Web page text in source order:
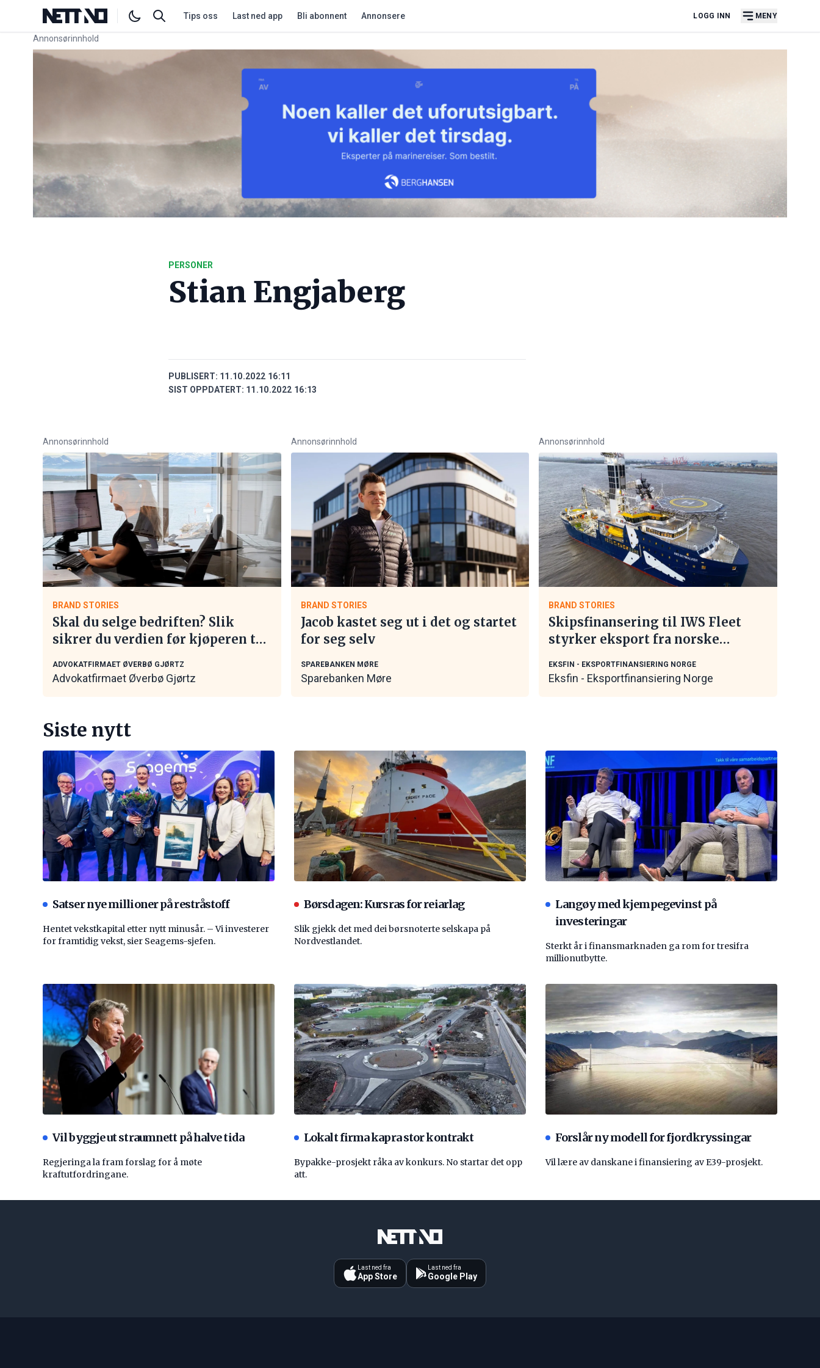
Tips oss Last ned app Bli abonnent Annonsere LOGG INN MENY
Annonsørinnhold
Link for annonse
PERSONER
Stian Engjaberg
PUBLISERT: 11.10.2022 16:11
SIST OPPDATERT: 11.10.2022 16:13
Annonsørinnhold
BRAND STORIES
Skal du selge bedriften? Slik
sikrer du verdien før kjøperen tar
ADVOKATFIRMAET ØVERBØ GJØRTZ
Advokatfirmaet Øverbø Gjørtz
Annonsørinnhold
BRAND STORIES
Jacob kastet seg ut i det og startet
for seg selv
SPAREBANKEN MØRE
Sparebanken Møre
Annonsørinnhold
BRAND STORIES
Skipsfinansering til IWS Fleet
styrker eksport fra norske
EKSFIN - EKSPORTFINANSIERING NORGE
Eksfin - Eksportfinansiering Norge
Siste nytt
Satser nye millioner på restråstoff
Hentet vekstkapital etter nytt minusår. – Vi investerer
for framtidig vekst, sier Seagems-sjefen.
Børsdagen: Kursras for reiarlag
Slik gjekk det med dei børsnoterte selskapa på
Nordvestlandet.
Langøy med kjempegevinst på
investeringar
Sterkt år i finansmarknaden ga rom for tresifra
millionutbytte.
Vil byggje ut straumnett på halve tida
Regjeringa la fram forslag for å møte
kraftutfordringane.
Lokalt firma kapra stor kontrakt
Bypakke-prosjekt råka av konkurs. No startar det opp
att.
Forslår ny modell for fjordkryssingar
Vil lære av danskane i finansiering av E39-prosjekt.
Last ned fra
App Store
Last ned fra
Google Play